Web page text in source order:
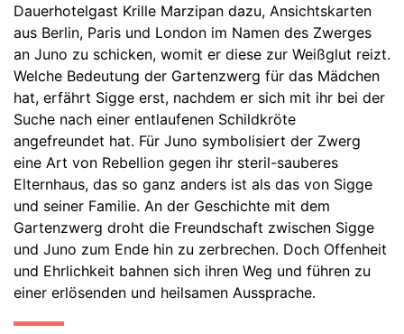
Dauerhotelgast Krille Marzipan dazu, Ansichtskarten
aus Berlin, Paris und London im Namen des Zwerges
an Juno zu schicken, womit er diese zur Weißglut reizt.
Welche Bedeutung der Gartenzwerg für das Mädchen
hat, erfährt Sigge erst, nachdem er sich mit ihr bei der
Suche nach einer entlaufenen Schildkröte
angefreundet hat. Für Juno symbolisiert der Zwerg
eine Art von Rebellion gegen ihr steril-sauberes
Elternhaus, das so ganz anders ist als das von Sigge
und seiner Familie. An der Geschichte mit dem
Gartenzwerg droht die Freundschaft zwischen Sigge
und Juno zum Ende hin zu zerbrechen. Doch Offenheit
und Ehrlichkeit bahnen sich ihren Weg und führen zu
einer erlösenden und heilsamen Aussprache.